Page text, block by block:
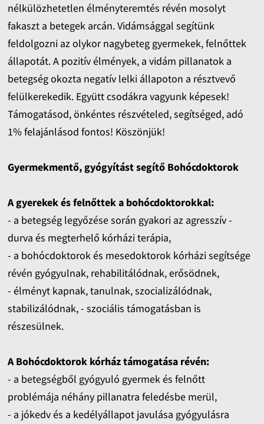
nélkülözhetetlen élményteremtés révén mosolyt
fakaszt a betegek arcán. Vidámsággal segítünk
feldolgozni az olykor nagybeteg gyermekek, felnőttek
állapotát. A pozitív élmények, a vidám pillanatok a
betegség okozta negatív lelki állapoton a résztvevő
felülkerekedik. Együtt csodákra vagyunk képesek!
Támogatásod, önkéntes részvételed, segítséged, adó
1% felajánlásod fontos! Köszönjük!
Gyermekmentő, gyógyítást segítő Bohócdoktorok
A gyerekek és felnőttek a bohócdoktorokkal:
- a betegség legyőzése során gyakori az agresszív -
durva és megterhelő kórházi terápia,
- a bohócdoktorok és mesedoktorok kórházi segítsége
révén gyógyulnak, rehabilitálódnak, erősödnek,
- élményt kapnak, tanulnak, szocializálódnak,
stabilizálódnak, - szociális támogatásban is
részesülnek.
A Bohócdoktorok kórház támogatása révén:
- a betegségből gyógyuló gyermek és felnőtt
problémája néhány pillanatra feledésbe merül,
- a jókedv és a kedélyállapot javulása gyógyulásra